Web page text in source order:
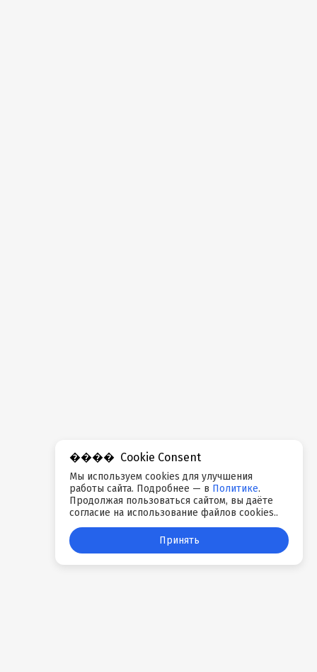
Cookie Consent
Мы используем cookies для улучшения
работы сайта. Подробнее — в Политике.
Продолжая пользоваться сайтом, вы даёте
согласие на использование файлов cookies..
Принять